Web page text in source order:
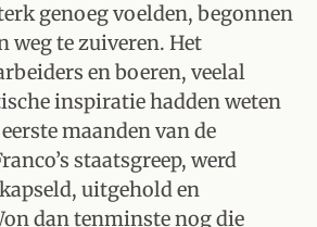
genoeg voelden, begonnen
weg te zuiveren. Het
en boeren, veelal
inspiratie hadden weten
maanden van de
staatsgreep, werd
uitgehold en
dan tenminste nog die